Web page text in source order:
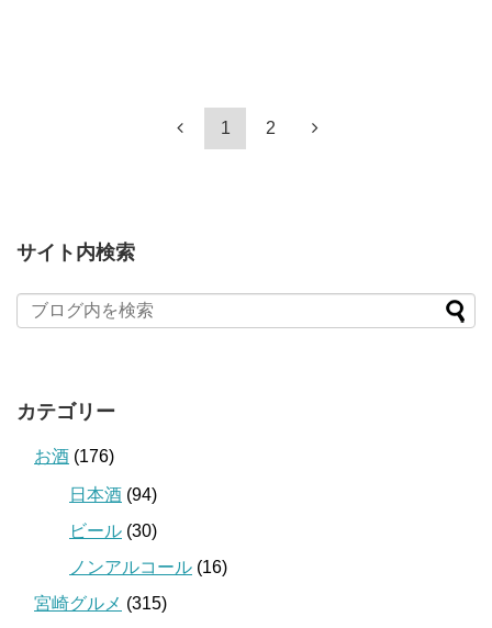
1 2
サイト内検索
カテゴリー
お酒 (176)
日本酒 (94)
ビール (30)
ノンアルコール (16)
宮崎グルメ (315)